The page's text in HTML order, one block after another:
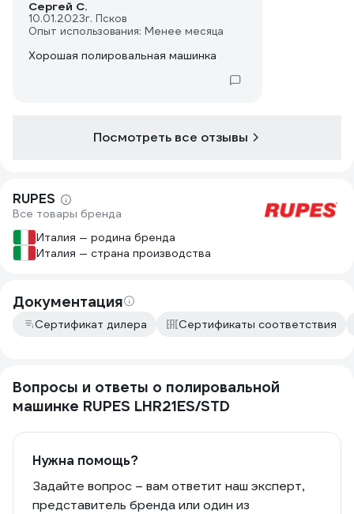
Сергей С.
10.01.2023г. Псков
Опыт использования: Менее месяца
Хорошая полировальная машинка
Посмотреть все отзывы
RUPES
Все товары бренда
Италия — родина бренда
Италия — страна производства
Документация
Сертификат дилера Сертификаты соответствия
Вопросы и ответы о полировальной
машинке RUPES LHR21ES/STD
Нужна помощь?
Задайте вопрос – вам ответит наш эксперт,
представитель бренда или один из